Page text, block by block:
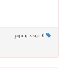
لا يوجد وسوم